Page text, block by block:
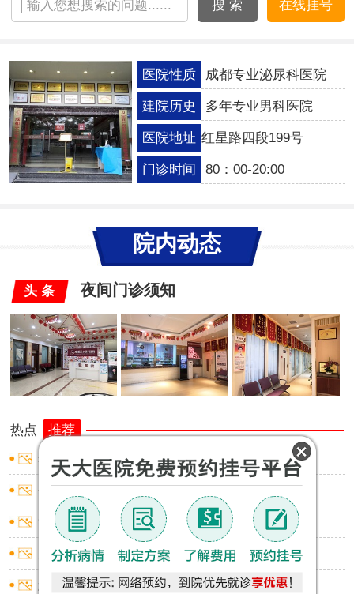
搜 索 在线挂号
医院性质 成都专业泌尿科医院
建院历史 多年专业男科医院
医院地址 红星路四段199号
门诊时间 80：00-20:00
院内动态
头 条 夜间门诊须知
热点
推荐
睾丸炎怎样止痛
睾丸炎怎样止痛
龟头炎红点不痛不痒
尿道炎出血怎么回事
怎么判断是否包皮过长